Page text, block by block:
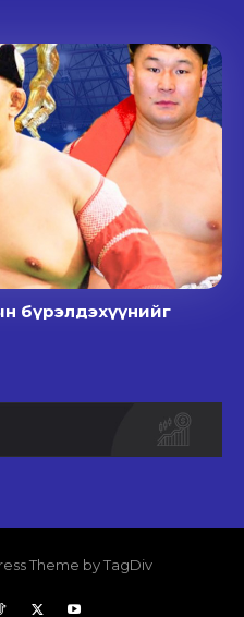
бүрэлдэхүүнийг
Theme by TagDiv